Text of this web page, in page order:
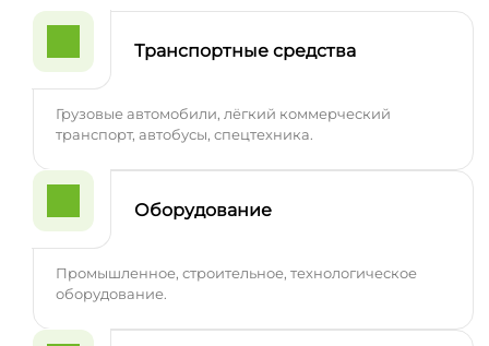
Транспортные средства
Грузовые автомобили, лёгкий коммерческий
транспорт, автобусы, спецтехника.
Оборудование
Промышленное, строительное, технологическое
оборудование.